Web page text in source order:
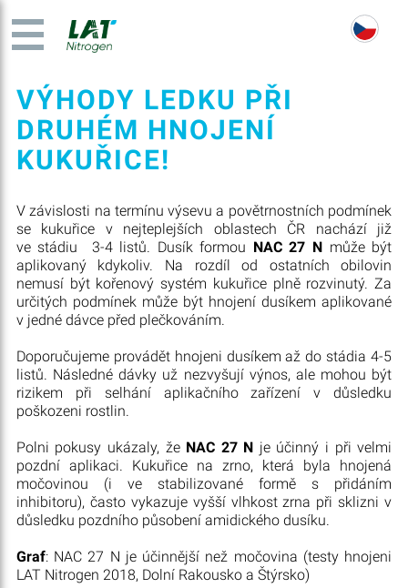
VÝHODY LEDKU PŘI
DRUHÉM HNOJENÍ
KUKUŘICE!
V závislosti na termínu výsevu a povětrnostních podmínek
se kukuřice v nejteplejších oblastech ČR nachází již
ve stádiu 3-4 listů. Dusík formou NAC 27 Nmůže být
aplikovaný kdykoliv. Na rozdíl od ostatních obilovin
nemusí být kořenový systém kukuřice plně rozvinutý. Za
určitých podmínek může být hnojení dusíkem aplikované
v jedné dávce před plečkováním.
Doporučujeme provádět hnojeni dusíkem až do stádia 4-5
listů. Následné dávky už nezvyšují výnos, ale mohou být
rizikem při selhání aplikačního zařízení v důsledku
poškozeni rostlin.
Polni pokusy ukázaly, že NAC 27 N je účinný i při velmi
pozdní aplikaci. Kukuřice na zrno, která byla hnojená
močovinou (i ve stabilizované formě s přidáním
inhibitoru), často vykazuje vyšší vlhkost zrna při sklizni v
důsledku pozdního působení amidického dusíku.
Graf: NAC 27 N je účinnější než močovina (testy hnojeni
LAT Nitrogen 2018, Dolní Rakousko a Štýrsko)